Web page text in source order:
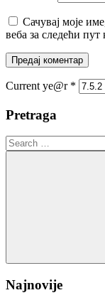
Сачувај моје
веба за следећи
Current ye@r *
Pretraga
Search
for:
Najnovije